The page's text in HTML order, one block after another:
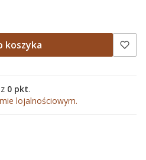
koszyka
0 pkt.
lojalnościowym.